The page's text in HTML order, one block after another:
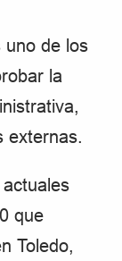
uno de los
la
externas.
que
Toledo,